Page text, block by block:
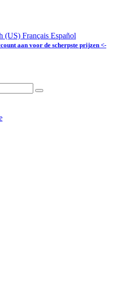
(US) Français Español
aan voor de scherpste prijzen <-